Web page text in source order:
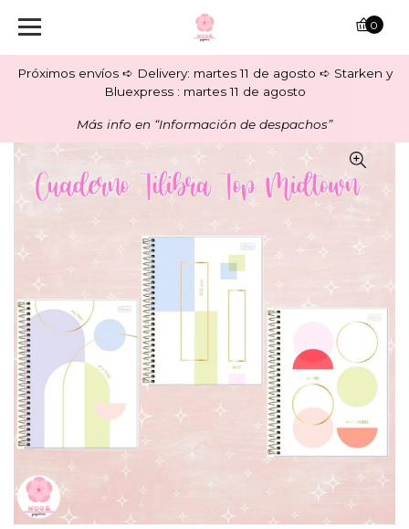
Próximos envíos ➪ Delivery: martes 11 de agosto ➪ Starken y
Bluexpress : martes 11 de agosto
Más info en “Información de despachos”
0